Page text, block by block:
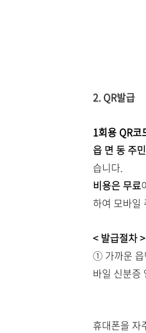
2. QR발급
1회용 QR코
읍 면 동 주
습니다.
비용은 무료
하여 모바일
< 발급절차 >
① 가까운 읍
바일 신분
휴대폰을 자